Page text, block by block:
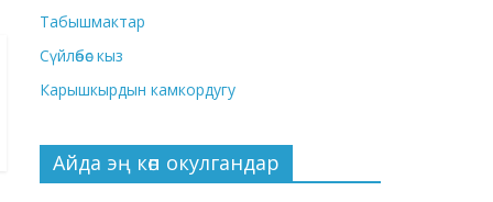
Табышмактар
Сүйлөбөс кыз
Карышкырдын камкордугу
Айда эң көп окулгандар